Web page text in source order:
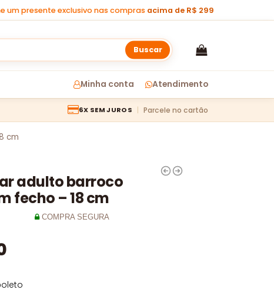
um presente exclusivo nas compras acima de R$ 299
Buscar
Minha conta Atendimento
6X SEM JUROS Parcele no cartão
cm
adulto barroco
fecho – 18 cm
COMPRA SEGURA